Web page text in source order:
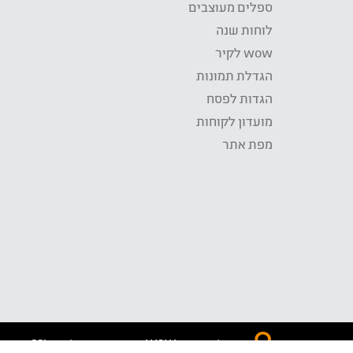
ספלים מעוצבים
לוחות שנה
wow לקיר
הגדלת תמונות
הגדות לפסח
מועדון לקוחות
מפת אתר
התשלום באתר WOW מאובטח בטכנולוגית SSL